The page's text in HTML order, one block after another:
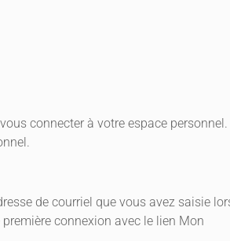
connecter à votre espace personnel.
de courriel que vous avez saisie
connexion avec le lien Mon